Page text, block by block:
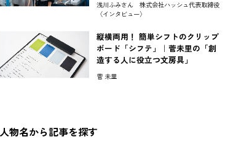
浅川ふみさん 株式会社ハッシュ代表取締役
〈インタビュー〉
縦横両用！ 簡単シフトのクリップ
ボード「シフテ」｜菅未里の「創
造する人に役立つ文房具」
菅 未里
人物名から記事を探す